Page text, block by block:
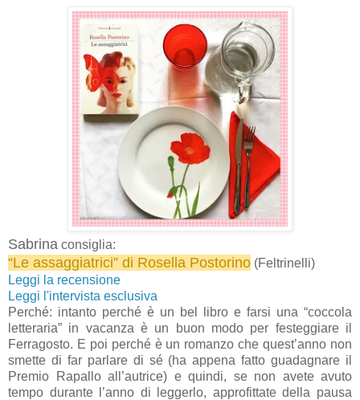
Sabrina consiglia:
“Le assaggiatrici” di Rosella Postorino (Feltrinelli)
Leggi la recensione
Leggi l'intervista esclusiva
Perché: intanto perché è un bel libro e farsi una “coccola
letteraria” in vacanza è un buon modo per festeggiare il
Ferragosto. E poi perché è un romanzo che quest’anno non
smette di far parlare di sé (ha appena fatto guadagnare il
Premio Rapallo all’autrice) e quindi, se non avete avuto
tempo durante l’anno di leggerlo, approfittate della pausa